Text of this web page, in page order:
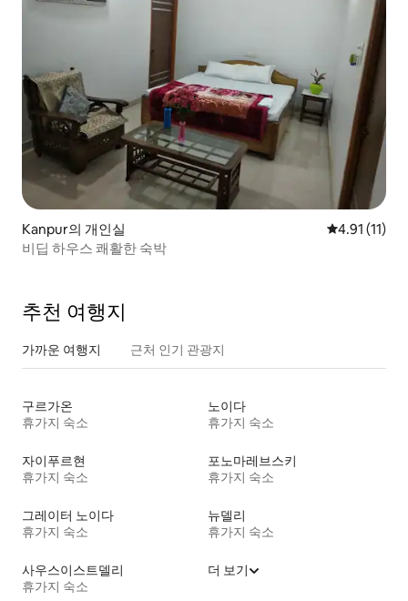
Kanpur의 개인실 평점 4.91점
4.91 (11)
비딥 하우스 쾌활한 숙박
추천 여행지
가까운 여행지 근처 인기 관광지
구르가온
휴가지 숙소
노이다
휴가지 숙소
자이푸르현
휴가지 숙소
포노마레브스키
휴가지 숙소
그레이터 노이다
휴가지 숙소
뉴델리
휴가지 숙소
사우스이스트델리
휴가지 숙소
더 보기